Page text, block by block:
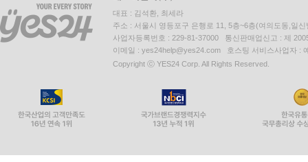
대표 : 김석환, 최세라
주소 : 서울시 영등포구 은행로 11, 5층~6층(여의도동,일신
사업자등록번호 : 229-81-37000 통신판매업신고 : 제
이메일 : yes24help@yes24.com 호스팅 서비스사업자 :
Copyright ⓒ YES24 Corp. All Rights Reserved.